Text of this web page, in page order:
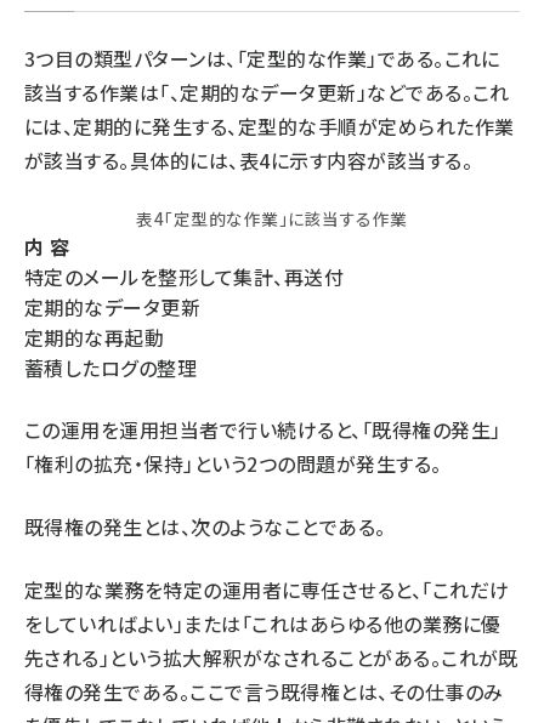
3つ目の類型パターンは、「定型的な作業」である。これに
該当する作業は「、定期的なデータ更新」などである。これ
には、定期的に発生する、定型的な手順が定められた作業
が該当する。具体的には、表4に示す内容が該当する。
表4「定型的な作業」に該当する作業
内 容
特定のメールを整形して集計、再送付
定期的なデータ更新
定期的な再起動
蓄積したログの整理
この運用を運用担当者で行い続けると、「既得権の発生」
「権利の拡充・保持」という2つの問題が発生する。
既得権の発生とは、次のようなことである。
定型的な業務を特定の運用者に専任させると、「これだけ
をしていればよい」または「これはあらゆる他の業務に優
先される」という拡大解釈がなされることがある。これが既
得権の発生である。ここで言う既得権とは、その仕事のみ